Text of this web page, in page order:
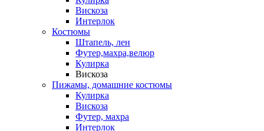
Вискоза
Интерлок
Костюмы
Штапель, лен
Футер,махра,велюр
Кулирка
Вискоза
Пижамы, домашние костюмы
Кулирка
Вискоза
Футер, махра
Интерлок